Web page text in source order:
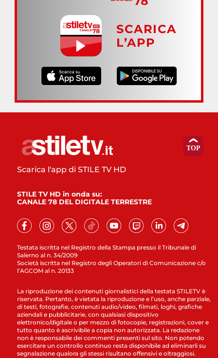
SCARICA
L’APP
Testata iscritta nel Registro della Stampa presso il Tribunale di
Salerno al n. 34/2009
Società iscritta nel Registro degli Operatori di Comunicazione c/o
l’AGCOM al n. 20133
Scarica l'app di STILE TV HD
STILE TV HD in onda su:
CANALE 78 DEL DIGITALE TERRESTRE
La riproduzione dei contenuti giornalistici della testata STILETV è
riservata. Pertanto, è vietata la riproduzione e l’uso, anche parziale,
di testi, fotografie, contenuti audio/video, filmati, loghi, grafiche
aziendali e pubblicitarie, con qualsiasi dispositivo
elettronico/digitale o per mezzo di fotocopie, registrazioni, cover e
tutto quanto è ascrivibile a copia non autorizzata. La redazione
non è responsabile dei commenti presenti sul sito. Non potendo
esercitare un controllo continuo resta disponibile ad eliminarli su
segnalazione qualora gli stessi risultano offensivi e oltraggiosi.